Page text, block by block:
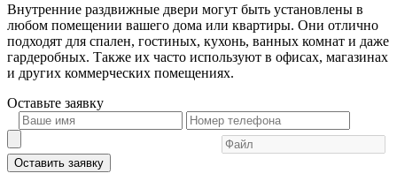
Внутренние раздвижные двери могут быть установлены в
любом помещении вашего дома или квартиры. Они отлично
подходят для спален, гостиных, кухонь, ванных комнат и даже
гардеробных. Также их часто используют в офисах, магазинах
и других коммерческих помещениях.
Оставьте заявку
Оставить заявку